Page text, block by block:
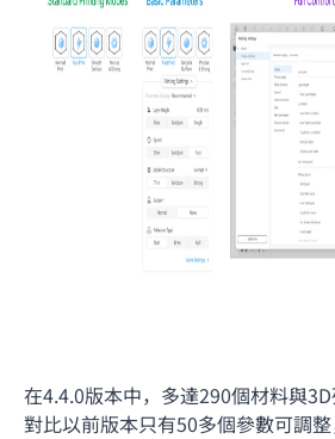
在4.4.0版本中，多達290個材料與3D
對比以前版本只有50多個參數可調